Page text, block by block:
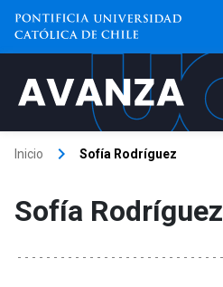
Inicio keyboard_arrow_right Sofía Rodríguez
Sofía Rodríguez